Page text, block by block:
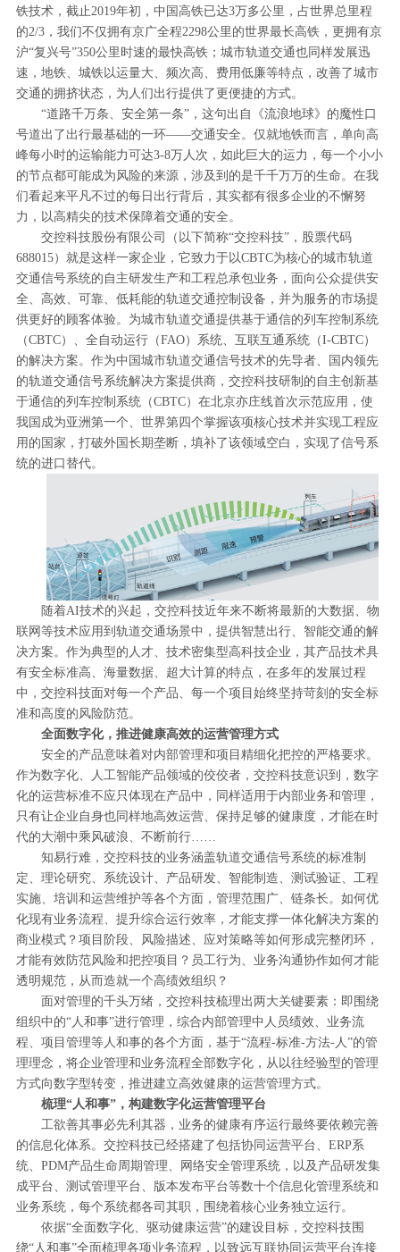
铁技术，截止2019年初，中国高铁已达3万多公里，占世界总里程
的2/3，我们不仅拥有京广全程2298公里的世界最长高铁，更拥有京
沪“复兴号”350公里时速的最快高铁；城市轨道交通也同样发展迅
速，地铁、城铁以运量大、频次高、费用低廉等特点，改善了城市
交通的拥挤状态，为人们出行提供了更便捷的方式。
“道路千万条、安全第一条”，这句出自《流浪地球》的魔性口
号道出了出行最基础的一环——交通安全。仅就地铁而言，单向高
峰每小时的运输能力可达3-8万人次，如此巨大的运力，每一个小小
的节点都可能成为风险的来源，涉及到的是千千万万的生命。在我
们看起来平凡不过的每日出行背后，其实都有很多企业的不懈努
力，以高精尖的技术保障着交通的安全。
交控科技股份有限公司（以下简称“交控科技”，股票代码
688015）就是这样一家企业，它致力于以CBTC为核心的城市轨道
交通信号系统的自主研发生产和工程总承包业务，面向公众提供安
全、高效、可靠、低耗能的轨道交通控制设备，并为服务的市场提
供更好的顾客体验。为城市轨道交通提供基于通信的列车控制系统
（CBTC）、全自动运行（FAO）系统、互联互通系统（I-CBTC）
的解决方案。作为中国城市轨道交通信号技术的先导者、国内领先
的轨道交通信号系统解决方案提供商，交控科技研制的自主创新基
于通信的列车控制系统（CBTC）在北京亦庄线首次示范应用，使
我国成为亚洲第一个、世界第四个掌握该项核心技术并实现工程应
用的国家，打破外国长期垄断，填补了该领域空白，实现了信号系
统的进口替代。
随着AI技术的兴起，交控科技近年来不断将最新的大数据、物
联网等技术应用到轨道交通场景中，提供智慧出行、智能交通的解
决方案。作为典型的人才、技术密集型高科技企业，其产品技术具
有安全标准高、海量数据、超大计算的特点，在多年的发展过程
中，交控科技面对每一个产品、每一个项目始终坚持苛刻的安全标
准和高度的风险防范。
全面数字化，推进健康高效的运营管理方式
安全的产品意味着对内部管理和项目精细化把控的严格要求。
作为数字化、人工智能产品领域的佼佼者，交控科技意识到，数字
化的运营标准不应只体现在产品中，同样适用于内部业务和管理，
只有让企业自身也同样地高效运营、保持足够的健康度，才能在时
代的大潮中乘风破浪、不断前行……
知易行难，交控科技的业务涵盖轨道交通信号系统的标准制
定、理论研究、系统设计、产品研发、智能制造、测试验证、工程
实施、培训和运营维护等各个方面，管理范围广、链条长。如何优
化现有业务流程、提升综合运行效率，才能支撑一体化解决方案的
商业模式？项目阶段、风险描述、应对策略等如何形成完整闭环，
才能有效防范风险和把控项目？员工行为、业务沟通协作如何才能
透明规范，从而造就一个高绩效组织？
面对管理的千头万绪，交控科技梳理出两大关键要素：即围绕
组织中的“人和事”进行管理，综合内部管理中人员绩效、业务流
程、项目管理等人和事的各个方面，基于“流程-标准-方法-人”的管
理理念，将企业管理和业务流程全部数字化，从以往经验型的管理
方式向数字型转变，推进建立高效健康的运营管理方式。
梳理“人和事”，构建数字化运营管理平台
工欲善其事必先利其器，业务的健康有序运行最终要依赖完善
的信息化体系。交控科技已经搭建了包括协同运营平台、ERP系
统、PDM产品生命周期管理、网络安全管理系统，以及产品研发集
成平台、测试管理平台、版本发布平台等数十个信息化管理系统和
业务系统，每个系统都各司其职，围绕着核心业务独立运行。
依据“全面数字化、驱动健康运营”的建设目标，交控科技围
绕“人和事”全面梳理各项业务流程，以致远互联协同运营平台连接